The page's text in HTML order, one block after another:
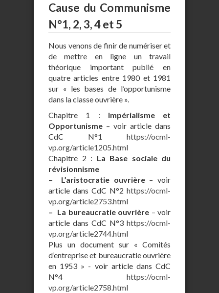
Cause du Communisme
N°1, 2, 3, 4 et 5
Nous venons de finir de numériser et
de mettre en ligne un travail
théorique important publié en
quatre articles entre 1980 et 1981
sur « les bases de l’opportunisme
dans la classe ouvrière ».
Chapitre 1 : Impérialisme et
Opportunisme – voir article dans
CdC N°1 https://ocml-
vp.org/article1205.html
Chapitre 2 : La Base sociale du
révisionnisme
–
L’aristocratie ouvrière– voir
article dans CdC N°2 https://ocml-
vp.org/article2753.html
– La bureaucratie ouvrière – voir
article dans CdC N°3 https://ocml-
vp.org/article2744.html
Plus un document sur « Comités
d’entreprise et bureaucratie ouvrière
en 1953 » - voir article dans CdC
N°4 https://ocml-
vp.org/article2758.html